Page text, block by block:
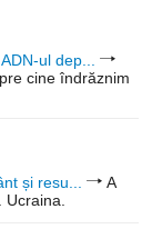
ul dep...
cine îndrăznim
și resu...
A
Ucraina.